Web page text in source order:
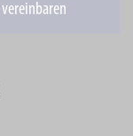
vereinbaren